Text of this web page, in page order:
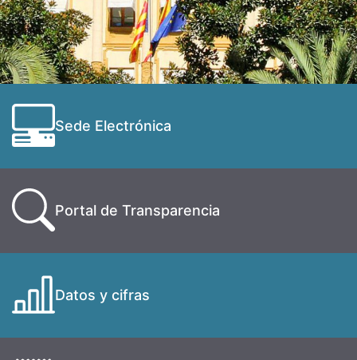
Sede Electrónica
Portal de Transparencia
Datos y cifras